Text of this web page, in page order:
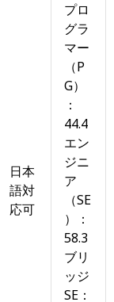
日本
語対
応可
プロ
グラ
マー
（P
G）
：
44.4
エン
ジニ
ア
（SE
）：
58.3
ブリ
ッジ
SE：